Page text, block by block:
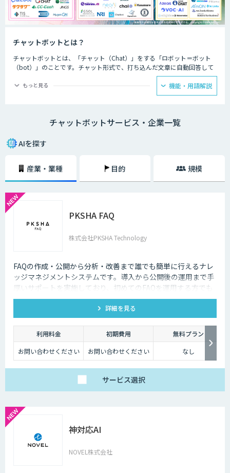
チャットボットとは？
チャットボットとは、「チャット（Chat）」をする「ロボット＝ボット
（bot）」のことです。チャット形式で、打ち込んだ文章に自動回答して
チャットボットは、大きく分けると「AI型」と「シナリオ型」という2つ
・AI型チャットボットの特徴
「機械学習型」といわれる仕組みを採用したチャットボットで、文章全体
の意味を理解した上で回答を返すことができるという特徴を持っていま
め、その学習を重ねるごとにチャットの回答精度が向上されていくのが大
・シナリオ型チャットボットの特徴
シナリオ型チャットボットにはAIが搭載されていないため、「Aという単
語が含まれていたらBを返答する」といったルールを人間が事前に設定し
ておかなければなりません。また、AI型のように学習を重ねていくわけで
もないため、不適切な返答が行われてしまう場合には、担当者が自ら修正
企業がチャットボットを導入するメリットは以下3つが挙げられます。
・24時間365日対応できる
チャットボットを導入することで得られる最大のメリットは、24時間365
日対応できるという点です。スマートフォンの普及に伴い、ユーザーはい
つでもインターネット検索を行えるようになりました。そのため現在は、
深夜に「この商品についてもっと詳しく知りたい」と思い立つケースも少
なくないのです。
そのような場合に、チャットボットを設置しておけば、ユーザーの疑問を
ます。低コストで問い合わせ対応の環境を整えられるという点は大きなメ
リットといえるでしょう。
・問い合わせ対応を効率化できる
ユーザーから似たような問い合わせが頻繁に寄せられることは決して珍し
くありません。その質問に毎回担当者が回答していくのは、決して効率的
とはいえないでしょう。その点、チャットボットであれば問い合わせ対応
を自動化できるため、従業員は他の業務へ力を注ぐことが可能になりま
もっと見る 機能・用語解説
チャットボットサービス・企業一覧
AIを探す
産業・業種 目的 規模
PKSHA FAQ
株式会社PKSHA Technology
FAQの作成・公開から分析・改善まで誰でも簡単に行えるナレ
ッジマネジメントシステムです。導入から公開後の運用まで手
厚いサポートを実施しており、初めてのFAQを運用する方でも
安心して利用できます。
詳細を見る
利用料金 初期費用
無料プラン
お問い合わせください
お問い合わせください なし
サービス選択
神対応AI
NOVEL株式会社